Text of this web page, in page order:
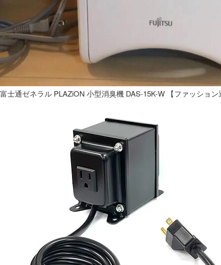
富士通ゼネラル PLAZiON 小型消臭機 DAS-15K-W 【ファッション